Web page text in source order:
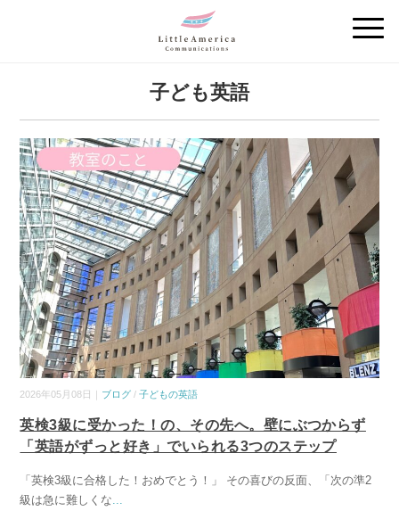
子ども英語
2026年05月08日｜ ブログ /子どもの英語
英検3級に受かった！の、その先へ。壁にぶつからず
「英語がずっと好き」でいられる3つのステップ
「英検3級に合格した！おめでとう！」 その喜びの反面、「次の準2
級は急に難しくな